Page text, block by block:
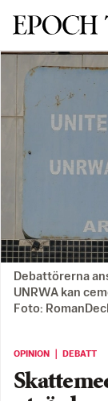
Svenska
Debattörerna
UNRWA kan
Foto:
OPINION ｜ DEBATT